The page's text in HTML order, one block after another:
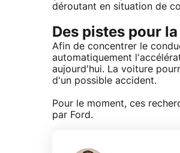
déroutant en situation de
Des pistes pour
Afin de concentrer le
automatiquement
aujourd'hui. La voiture
d'un possible accident.
Pour le moment, ces
par Ford.